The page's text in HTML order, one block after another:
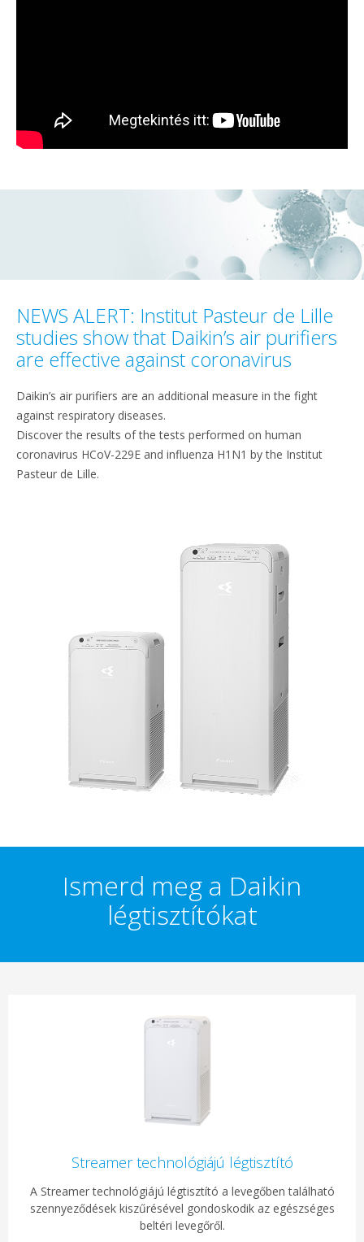
NEWS ALERT: Institut Pasteur de Lille
studies show that Daikin’s air purifiers
are effective against coronavirus
Daikin’s air purifiers are an additional measure in the fight
against respiratory diseases.
Discover the results of the tests performed on human
coronavirus HCoV-229E and influenza H1N1 by the Institut
Pasteur de Lille.
Ismerd meg a Daikin
légtisztítókat
Streamer technológiájú légtisztító
A Streamer technológiájú légtisztító a levegőben található
szennyeződések kiszűrésével gondoskodik az egészséges
beltéri levegőről.